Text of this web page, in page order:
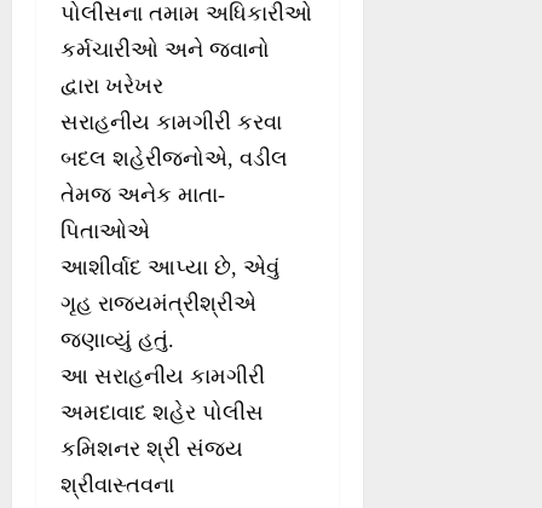
પોલીસના તમામ અધિકારીઓ
કર્મચારીઓ અને જવાનો
દ્વારા ખરેખર
સરાહનીય કામગીરી કરવા
બદલ શહેરીજનોએ, વડીલ
તેમજ અનેક માતા-
પિતાઓએ
આશીર્વાદ આપ્યા છે, એવું
ગૃહ રાજ્યમંત્રીશ્રીએ
જણાવ્યું હતું.
આ સરાહનીય કામગીરી
અમદાવાદ શહેર પોલીસ
કમિશનર શ્રી સંજય
શ્રીવાસ્તવના